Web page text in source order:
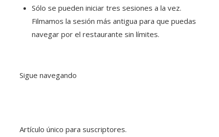
Sólo se pueden iniciar tres sesiones a la vez.
Filmamos la sesión más antigua para que puedas
navegar por el restaurante sin límites.
Sigue navegando
Artículo único para suscriptores.